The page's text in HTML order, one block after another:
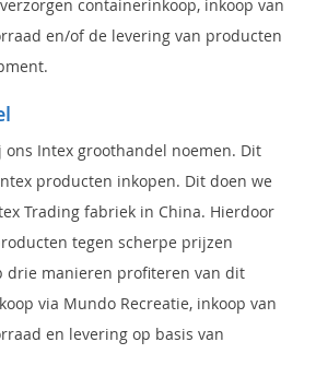
containerinkoop, inkoop van
en/of de levering van producten
ons Intex groothandel noemen. Dit
producten inkopen. Dit doen we
Trading fabriek in China. Hierdoor
tegen scherpe prijzen
drie manieren profiteren van dit
via Mundo Recreatie, inkoop van
en levering op basis van